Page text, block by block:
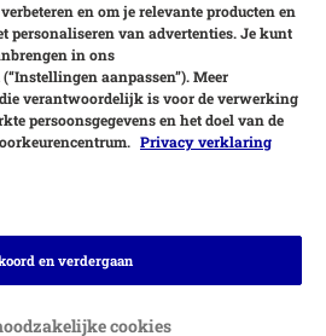
betalen
en om je relevante producten en
personaliseren van advertenties. Je kunt
in ons
aanpassen”). Meer
verantwoordelijk is voor de verwerking
persoonsgegevens en het doel van de
Privacy verklaring
cookies
en verdergaan